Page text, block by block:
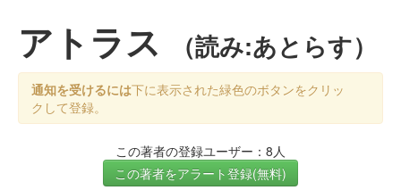
アトラス （読み:あとらす）
通知を受けるには下に表示された緑色のボタンをクリッ
クして登録。
この著者の登録ユーザー：8人
この著者をアラート登録(無料)